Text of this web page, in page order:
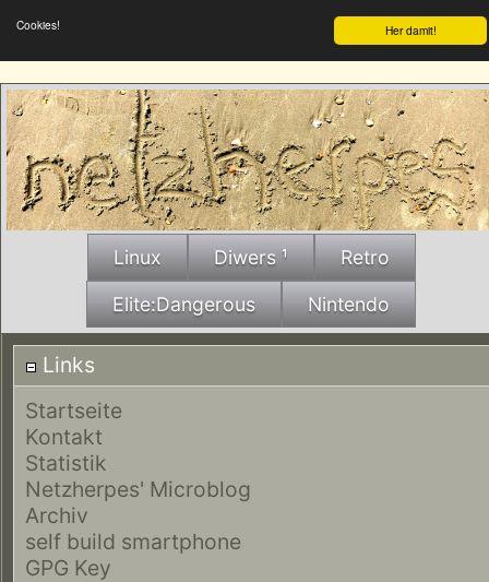
Her damit!
Cookies!
Linux Diwers ¹ Retro
Elite:Dangerous Nintendo
Links
Startseite
Kontakt
Statistik
Netzherpes' Microblog
Archiv
self build smartphone
GPG Key